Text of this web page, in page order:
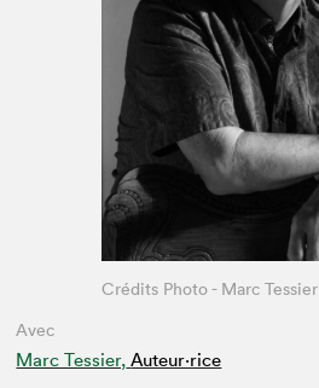
Avec
Marc Tessier, Auteur·rice
Crédits Photo - Marc Tessier